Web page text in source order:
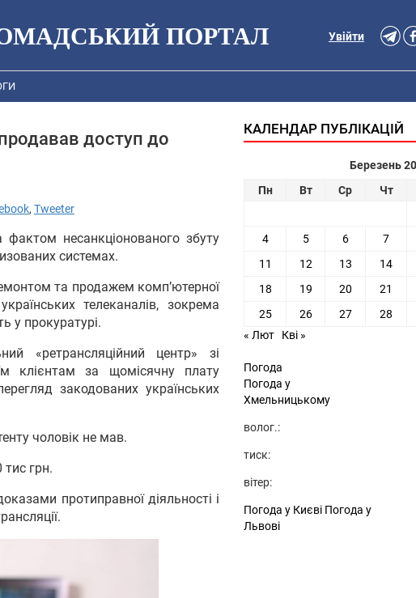
ПОРТАЛ Увійти
доступ до
, Tweeter
несанкціонованого збуту
системах.
та продажем комп’ютерної
телеканалів, зокрема
у прокуратурі.
«ретрансляційний центр» зі
клієнтам за щомісячну плату
закодованих українських
чоловік не мав.
грн.
протиправної діяльності і
КАЛЕНДАР ПУБЛІКАЦІЙ
Березень
Пн
Вт Ср Чт
4
5 6 7
11
12 13 14
18
19 20 21
25
26 27 28
« Лют
Кві »
Погода
Погода у
Хмельницькому
волог.:
тиск:
вітер:
Погода у Києві Погода у
Львові